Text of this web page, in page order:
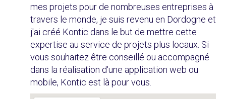
mes projets pour de nombreuses entreprises à
travers le monde, je suis revenu en Dordogne et
j'ai créé Kontic dans le but de mettre cette
expertise au service de projets plus locaux. Si
vous souhaitez être conseillé ou accompagné
dans la réalisation d'une application web ou
mobile, Kontic est là pour vous.